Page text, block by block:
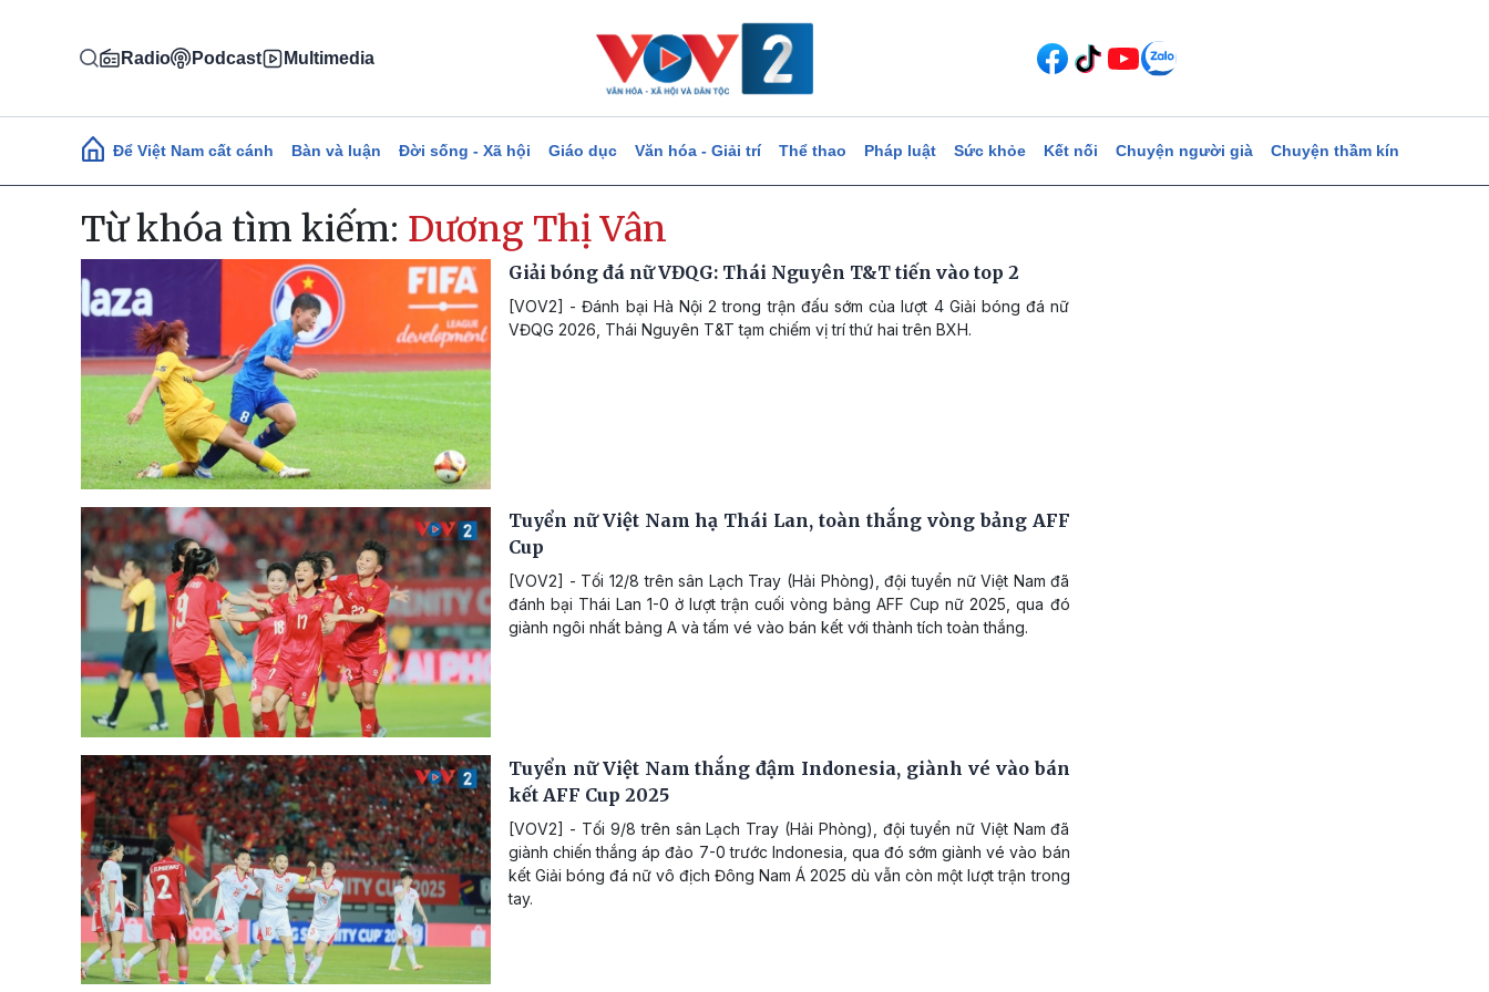
Radio Podcast Multimedia
Main navigation
Để Việt Nam cất cánh Bàn và luận Đời sống - Xã hội Giáo dục Văn hóa - Giải trí Thể thao Pháp luật Sức khỏe Kết nối Chuyện người già Chuyện thầm kín
Từ khóa tìm kiếm: Dương Thị Vân
Giải bóng đá nữ VĐQG: Thái Nguyên T&T tiến vào top 2
[VOV2] - Đánh bại Hà Nội 2 trong trận đấu sớm của lượt 4 Giải bóng đá nữ
VĐQG 2026, Thái Nguyên T&T tạm chiếm vị trí thứ hai trên BXH.
Tuyển nữ Việt Nam hạ Thái Lan, toàn thắng vòng bảng AFF
Cup
[VOV2] - Tối 12/8 trên sân Lạch Tray (Hải Phòng), đội tuyển nữ Việt Nam đã
đánh bại Thái Lan 1-0 ở lượt trận cuối vòng bảng AFF Cup nữ 2025, qua đó
giành ngôi nhất bảng A và tấm vé vào bán kết với thành tích toàn thắng.
Tuyển nữ Việt Nam thắng đậm Indonesia, giành vé vào bán
kết AFF Cup 2025
[VOV2] - Tối 9/8 trên sân Lạch Tray (Hải Phòng), đội tuyển nữ Việt Nam đã
giành chiến thắng áp đảo 7-0 trước Indonesia, qua đó sớm giành vé vào bán
kết Giải bóng đá nữ vô địch Đông Nam Á 2025 dù vẫn còn một lượt trận trong
tay.